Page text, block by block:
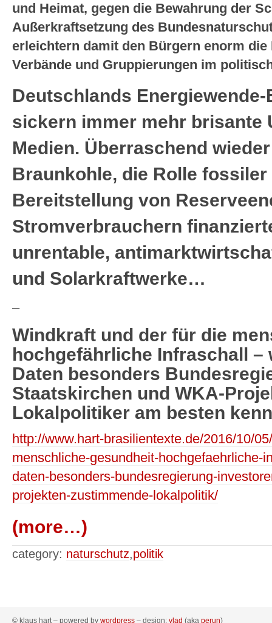
und Heimat, gegen die Bewahrung der
Außerkraftsetzung des
erleichtern damit den Bürgern enorm
Verbände und Gruppierungen im
Deutschlands
sickern immer mehr brisante
Medien. Überraschend
Braunkohle, die Rolle
Bereitstellung von
Stromverbrauchern
unrentable,
und Solarkraftwerke…
–
Windkraft und der für die
hochgefährliche Infraschall –
Daten besonders
Staatskirchen und WKA-
Lokalpolitiker am besten
http://www.hart-brasilientexte.de/2016/10/
menschliche-gesundheit-hochgefaehrliche-
daten-besonders-bundesregierung-
projekten-zustimmende-lokalpolitik/
(more…)
category: naturschutz,politik
© klaus hart – powered by wordpress – design: vlad (aka perun)